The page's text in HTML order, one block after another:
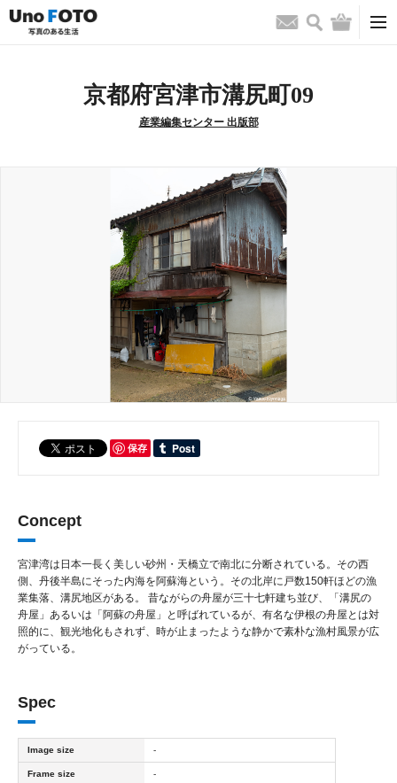
お問い合わせ
検索 バッグ
京都府宮津市溝尻町09
産業編集センター 出版部
保存
Concept
宮津湾は日本一長く美しい砂州・天橋立で南北に分断されている。その西
側、丹後半島にそった内海を阿蘇海という。その北岸に戸数150軒ほどの漁
業集落、溝尻地区がある。 昔ながらの舟屋が三十七軒建ち並び、「溝尻の
舟屋」あるいは「阿蘇の舟屋」と呼ばれているが、有名な伊根の舟屋とは対
照的に、観光地化もされず、時が止まったような静かで素朴な漁村風景が広
がっている。
Spec
Image size -
Frame size -